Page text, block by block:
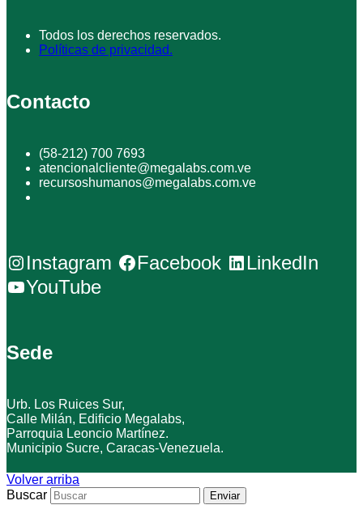
Todos los derechos reservados.
Políticas de privacidad.
Contacto
(58-212) 700 7693
atencionalcliente@megalabs.com.ve
recursoshumanos@megalabs.com.ve
Instagram Facebook
LinkedIn
YouTube
Sede
Urb. Los Ruices Sur,
Calle Milán, Edificio Megalabs,
Parroquia Leoncio Martínez.
Municipio Sucre, Caracas-Venezuela.
Volver arriba
Buscar
Enviar